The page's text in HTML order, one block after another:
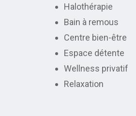
Halothérapie
Bain à remous
Centre bien-être
Espace détente
Wellness privatif
Relaxation